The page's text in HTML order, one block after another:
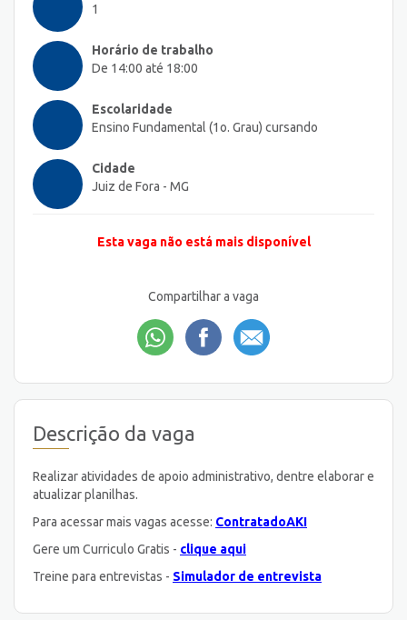
1
Horário de trabalho
De 14:00 até 18:00
Escolaridade
Ensino Fundamental (1o. Grau) cursando
Cidade
Juiz de Fora - MG
Esta vaga não está mais disponível
Compartilhar a vaga
Descrição da vaga
Realizar atividades de apoio administrativo, dentre elaborar e
atualizar planilhas.
Para acessar mais vagas acesse: ContratadoAKI
Gere um Curriculo Gratis - clique aqui
Treine para entrevistas - Simulador de entrevista